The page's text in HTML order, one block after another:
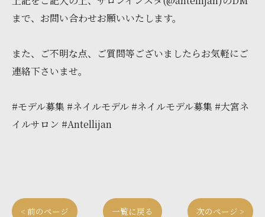
まで、お問い合わせお願いいたします。
また、ご不明な点、ご質問等ございましたらお気軽にご
連絡下さいませ。
#モデル募集 #ネイルモデル #ネイルモデル募集 #大宮ネ
イルサロン #Antellijan
< 前のページ 一覧に戻る 次のページ >